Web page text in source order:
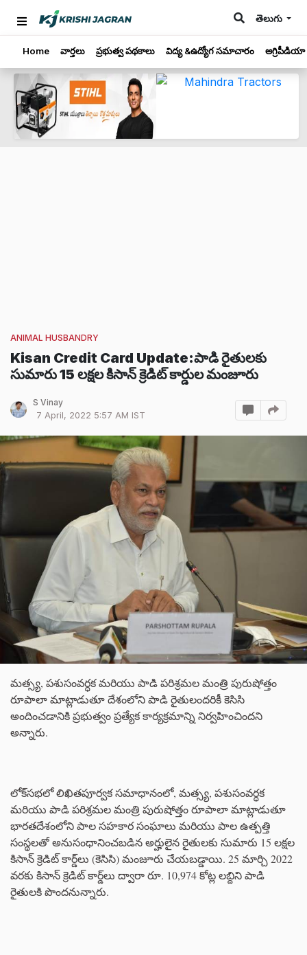
తెలుగు
Home వార్తలు ప్రభుత్వ పథకాలు విద్య &ఉద్యోగ సమాచారం అగ్రిపీడియా
ANIMAL HUSBANDRY
Kisan Credit Card Update:పాడి రైతులకు
సుమారు 15 లక్షల కిసాన్ క్రెడిట్ కార్డుల మంజూరు
S Vinay
7 April, 2022 5:57 AM IST
మత్స్య, పశుసంవర్ధక మరియు పాడి పరిశ్రమల మంత్రి పురుషోత్తం
రూపాలా మాట్లాడుతూ దేశంలోని పాడి రైతులందరికీ కెసిసి
అందించడానికి ప్రభుత్వం ప్రత్యేక కార్యక్రమాన్ని నిర్వహించిందని
అన్నారు.
లోక్‌సభలో లిఖితపూర్వక సమాధానంలో, మత్స్య, పశుసంవర్ధక
మరియు పాడి పరిశ్రమల మంత్రి పురుషోత్తం రూపాలా మాట్లాడుతూ
భారతదేశంలోని పాల సహకార సంఘాలు మరియు పాల ఉత్పత్తి
సంస్థలతో అనుసంధానించబడిన అర్హులైన రైతులకు సుమారు 15 లక్షల
కిసాన్ క్రెడిట్ కార్డ్‌లు (కెసిసి) మంజూరు చేయబడ్డాయి. 25 మార్చి 2022
వరకు కిసాన్ క్రెడిట్ కార్డ్‌లు ద్వారా రూ. 10,974 కోట్ల లబ్దిని పాడి
రైతులకి పొందనున్నారు.